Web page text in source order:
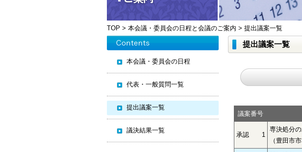
TOP > 本会議・委員会の日程と会議のご案内 > 提出議案一覧
本会議・委員会の日程
代表・一般質問一覧
提出議案一覧
議決結果一覧
提出議案一覧
議案番号
承認 1
専決処分
（豊田市